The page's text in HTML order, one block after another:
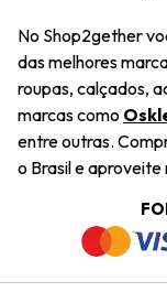
Saiu na Mídia
Sustentabilidade
Navegando
Termos e
Trabalhe Conosco
Regulamento e
Wishlist
Troca Fácil
Restituição de
Dúvidas
Termos e
Política de
No Shop2gether
das melhores
roupas, calçados,
marcas como
entre outras.
o Brasil e